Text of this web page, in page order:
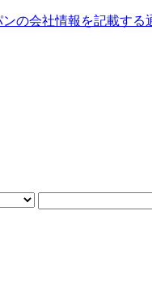
の会社情報を記載する